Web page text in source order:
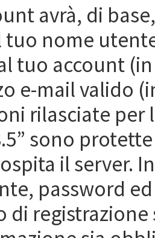
avrà, di
tuo nome
tuo account
e-mail valido
rilasciate per
sono
il server.
password
di registrazione